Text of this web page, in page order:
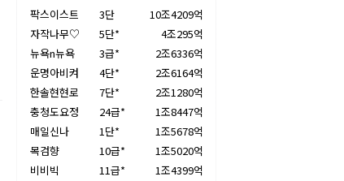
팍스이스트 3단
10조4209억
자작나무♡
5단*
4조295억
뉴욕n뉴욕
3급*
2조6336억
운명아비켜
4단*
2조6164억
한솔현현로
7단*
2조1280억
충청도요정
24급*
1조8447억
매일신나
1단*
1조5678억
목검향
10급*
1조5020억
비비빅
11급*
1조4399억